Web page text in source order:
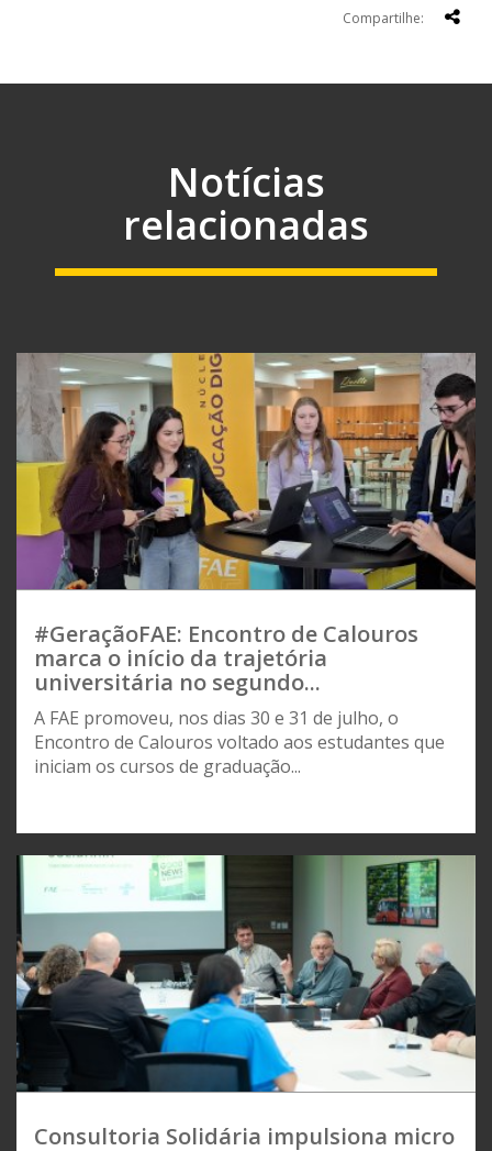
Compartilhe:
Notícias
relacionadas
#GeraçãoFAE: Encontro de Calouros
marca o início da trajetória
universitária no segundo...
A FAE promoveu, nos dias 30 e 31 de julho, o
Encontro de Calouros voltado aos estudantes que
iniciam os cursos de graduação...
Consultoria Solidária impulsiona micro